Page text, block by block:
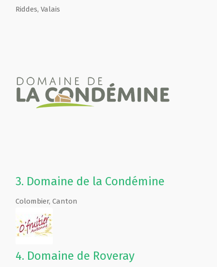
Riddes, Valais
3. Domaine de la Condémine
Colombier, Canton
4. Domaine de Roveray